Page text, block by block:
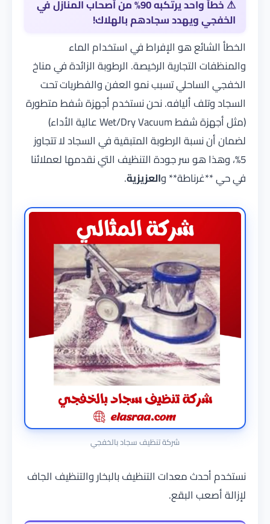
⚠ خطأ واحد يرتكبه 90% من أصحاب المنازل في
الخفجي ويهدد سجادهم بالهلاك!
الخطأ الشائع هو الإفراط في استخدام الماء
والمنظفات التجارية الرخيصة. الرطوبة الزائدة في مناخ
الخفجي الساحلي تسبب نمو العفن والفطريات تحت
السجاد وتلف أليافه.نحن نستخدم أجهزة شفط متطورة
(مثل أجهزة شفط Wet/Dry Vacuum عالية الأداء)
لضمان أن نسبة الرطوبة المتبقية في السجاد لا تتجاوز
5%، وهذا هو سر جودة التنظيف التي نقدمها لعملائنا
في حي **غرناطة** والعزيزية.
شركة تنظيف سجاد بالخفجي
نستخدم أحدث معدات التنظيف بالبخار والتنظيف الجاف
لإزالة أصعب البقع.